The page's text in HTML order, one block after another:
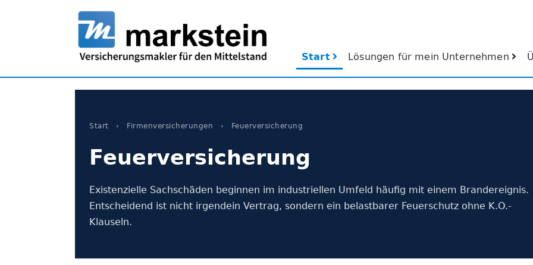
Start Lösungen für mein Unternehmen
Start › Firmen­versicherungen › Feuer­versicherung
Feuer­versicherung
Existenzielle Sachschäden beginnen im industriellen Umfeld häufig mit einem Brandereignis.
Entscheidend ist nicht irgendein Vertrag, sondern ein belastbarer Feuerschutz ohne K.O.-
Klauseln.